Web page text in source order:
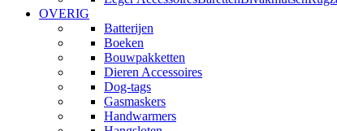
OVERIG
Batterijen
Boeken
Bouwpakketten
Dieren Accessoires
Dog-tags
Gasmaskers
Handwarmers